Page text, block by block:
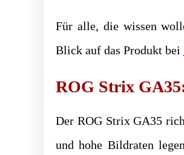
Für alle, die wissen
Blick auf das Produkt bei
ROG Strix
Der ROG Strix GA35
und hohe Bildraten